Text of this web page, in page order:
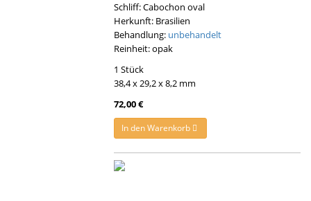
Schliff: Cabochon oval
Herkunft: Brasilien
Behandlung: unbehandelt
Reinheit: opak
1 Stück
38,4 x 29,2 x 8,2 mm
72,00 €
In den Warenkorb